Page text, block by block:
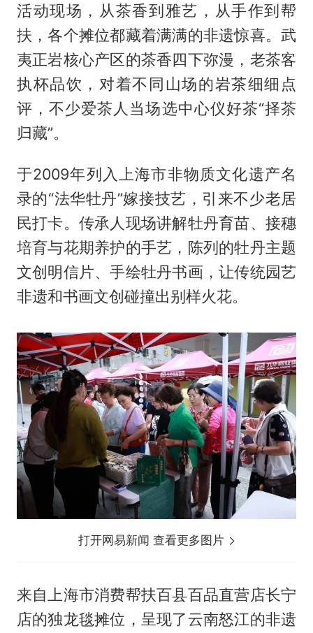
活动现场，从茶香到雅艺，从手作到帮
扶，各个摊位都藏着满满的非遗惊喜。武
夷正岩核心产区的茶香四下弥漫，老茶客
执杯品饮，对着不同山场的岩茶细细点
评，不少爱茶人当场选中心仪好茶“择茶
归藏”。
于2009年列入上海市非物质文化遗产名
录的“法华牡丹”嫁接技艺，引来不少老居
民打卡。传承人现场讲解牡丹育苗、接穗
培育与花期养护的手艺，陈列的牡丹主题
文创明信片、手绘牡丹书画，让传统园艺
非遗和书画文创碰撞出别样火花。
打开网易新闻 查看更多图片
来自上海市消费帮扶百县百品直营店长宁
店的独龙毯摊位，呈现了云南怒江的非遗